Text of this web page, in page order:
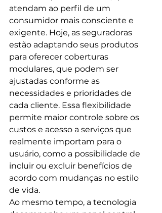
atendam ao perfil de um
consumidor mais consciente e
exigente. Hoje, as seguradoras
estão adaptando seus produtos
para oferecer coberturas
modulares, que podem ser
ajustadas conforme as
necessidades e prioridades de
cada cliente. Essa flexibilidade
permite maior controle sobre os
custos e acesso a serviços que
realmente importam para o
usuário, como a possibilidade de
incluir ou excluir benefícios de
acordo com mudanças no estilo
de vida.
Ao mesmo tempo, a tecnologia